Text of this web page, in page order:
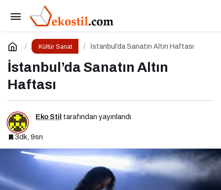
Kültür Sanat İstanbul’da Sanatın Altın Haftası
İstanbul’da Sanatın Altın
Haftası
Eko Stil tarafından yayınlandı
3dk, 9sn
Venedik Bienali’nden İstanbul’a Şiirsel Bir
GeçişYorum Yap